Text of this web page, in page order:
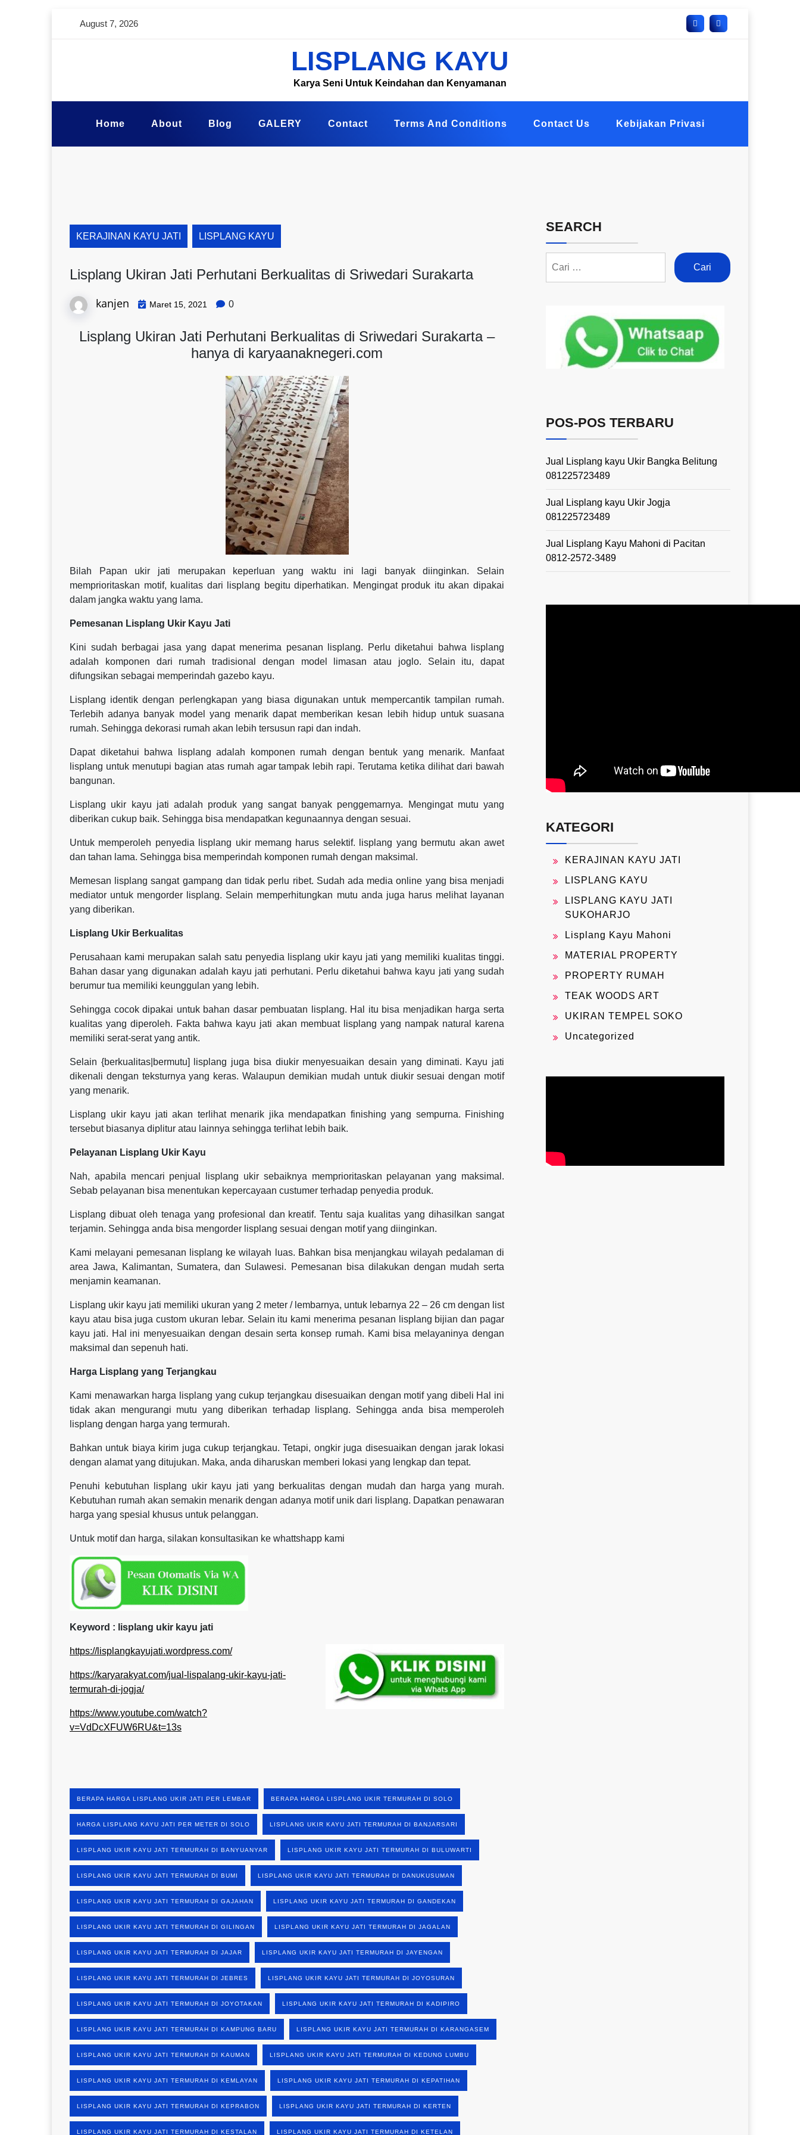
August 7, 2026
LISPLANG KAYU
Karya Seni Untuk Keindahan dan Kenyamanan
Home About Blog GALERY Contact Terms And Conditions Contact Us Kebijakan Privasi
KERAJINAN KAYU JATI LISPLANG KAYU
Lisplang Ukiran Jati Perhutani Berkualitas di Sriwedari Surakarta
kanjen Maret 15, 2021 0
Lisplang Ukiran Jati Perhutani Berkualitas di Sriwedari Surakarta –
hanya di karyaanaknegeri.com
Bilah Papan ukir jati merupakan keperluan yang waktu ini lagi banyak diinginkan. Selain
memprioritaskan motif, kualitas dari lisplang begitu diperhatikan. Mengingat produk itu akan dipakai
dalam jangka waktu yang lama.
Pemesanan Lisplang Ukir Kayu Jati
Kini sudah berbagai jasa yang dapat menerima pesanan lisplang. Perlu diketahui bahwa lisplang
adalah komponen dari rumah tradisional dengan model limasan atau joglo. Selain itu, dapat
difungsikan sebagai memperindah gazebo kayu.
Lisplang identik dengan perlengkapan yang biasa digunakan untuk mempercantik tampilan rumah.
Terlebih adanya banyak model yang menarik dapat memberikan kesan lebih hidup untuk suasana
rumah. Sehingga dekorasi rumah akan lebih tersusun rapi dan indah.
Dapat diketahui bahwa lisplang adalah komponen rumah dengan bentuk yang menarik. Manfaat
lisplang untuk menutupi bagian atas rumah agar tampak lebih rapi. Terutama ketika dilihat dari bawah
bangunan.
Lisplang ukir kayu jati adalah produk yang sangat banyak penggemarnya. Mengingat mutu yang
diberikan cukup baik. Sehingga bisa mendapatkan kegunaannya dengan sesuai.
Untuk memperoleh penyedia lisplang ukir memang harus selektif. lisplang yang bermutu akan awet
dan tahan lama. Sehingga bisa memperindah komponen rumah dengan maksimal.
Memesan lisplang sangat gampang dan tidak perlu ribet. Sudah ada media online yang bisa menjadi
mediator untuk mengorder lisplang. Selain memperhitungkan mutu anda juga harus melihat layanan
yang diberikan.
Lisplang Ukir Berkualitas
Perusahaan kami merupakan salah satu penyedia lisplang ukir kayu jati yang memiliki kualitas tinggi.
Bahan dasar yang digunakan adalah kayu jati perhutani. Perlu diketahui bahwa kayu jati yang sudah
berumur tua memiliki keunggulan yang lebih.
Sehingga cocok dipakai untuk bahan dasar pembuatan lisplang. Hal itu bisa menjadikan harga serta
kualitas yang diperoleh. Fakta bahwa kayu jati akan membuat lisplang yang nampak natural karena
memiliki serat-serat yang antik.
Selain {berkualitas|bermutu] lisplang juga bisa diukir menyesuaikan desain yang diminati. Kayu jati
dikenali dengan teksturnya yang keras. Walaupun demikian mudah untuk diukir sesuai dengan motif
yang menarik.
Lisplang ukir kayu jati akan terlihat menarik jika mendapatkan finishing yang sempurna. Finishing
tersebut biasanya diplitur atau lainnya sehingga terlihat lebih baik.
Pelayanan Lisplang Ukir Kayu
Nah, apabila mencari penjual lisplang ukir sebaiknya memprioritaskan pelayanan yang maksimal.
Sebab pelayanan bisa menentukan kepercayaan custumer terhadap penyedia produk.
Lisplang dibuat oleh tenaga yang profesional dan kreatif. Tentu saja kualitas yang dihasilkan sangat
terjamin. Sehingga anda bisa mengorder lisplang sesuai dengan motif yang diinginkan.
Kami melayani pemesanan lisplang ke wilayah luas. Bahkan bisa menjangkau wilayah pedalaman di
area Jawa, Kalimantan, Sumatera, dan Sulawesi. Pemesanan bisa dilakukan dengan mudah serta
menjamin keamanan.
Lisplang ukir kayu jati memiliki ukuran yang 2 meter / lembarnya, untuk lebarnya 22 – 26 cm dengan list
kayu atau bisa juga custom ukuran lebar. Selain itu kami menerima pesanan lisplang bijian dan pagar
kayu jati. Hal ini menyesuaikan dengan desain serta konsep rumah. Kami bisa melayaninya dengan
maksimal dan sepenuh hati.
Harga Lisplang yang Terjangkau
Kami menawarkan harga lisplang yang cukup terjangkau disesuaikan dengan motif yang dibeli Hal ini
tidak akan mengurangi mutu yang diberikan terhadap lisplang. Sehingga anda bisa memperoleh
lisplang dengan harga yang termurah.
Bahkan untuk biaya kirim juga cukup terjangkau. Tetapi, ongkir juga disesuaikan dengan jarak lokasi
dengan alamat yang ditujukan. Maka, anda diharuskan memberi lokasi yang lengkap dan tepat.
Penuhi kebutuhan lisplang ukir kayu jati yang berkualitas dengan mudah dan harga yang murah.
Kebutuhan rumah akan semakin menarik dengan adanya motif unik dari lisplang. Dapatkan penawaran
harga yang spesial khusus untuk pelanggan.
Untuk motif dan harga, silakan konsultasikan ke whattshapp kami
Keyword : lisplang ukir kayu jati
https://lisplangkayujati.wordpress.com/
https://karyarakyat.com/jual-lispalang-ukir-kayu-jati-
termurah-di-jogja/
https://www.youtube.com/watch?
v=VdDcXFUW6RU&t=13s
BERAPA HARGA LISPLANG UKIR JATI PER LEMBAR BERAPA HARGA LISPLANG UKIR TERMURAH DI SOLO
HARGA LISPLANG KAYU JATI PER METER DI SOLO LISPLANG UKIR KAYU JATI TERMURAH DI BANJARSARI
LISPLANG UKIR KAYU JATI TERMURAH DI BANYUANYAR LISPLANG UKIR KAYU JATI TERMURAH DI BULUWARTI
LISPLANG UKIR KAYU JATI TERMURAH DI BUMI LISPLANG UKIR KAYU JATI TERMURAH DI DANUKUSUMAN
LISPLANG UKIR KAYU JATI TERMURAH DI GAJAHAN LISPLANG UKIR KAYU JATI TERMURAH DI GANDEKAN
LISPLANG UKIR KAYU JATI TERMURAH DI GILINGAN LISPLANG UKIR KAYU JATI TERMURAH DI JAGALAN
LISPLANG UKIR KAYU JATI TERMURAH DI JAJAR LISPLANG UKIR KAYU JATI TERMURAH DI JAYENGAN
LISPLANG UKIR KAYU JATI TERMURAH DI JEBRES LISPLANG UKIR KAYU JATI TERMURAH DI JOYOSURAN
LISPLANG UKIR KAYU JATI TERMURAH DI JOYOTAKAN LISPLANG UKIR KAYU JATI TERMURAH DI KADIPIRO
LISPLANG UKIR KAYU JATI TERMURAH DI KAMPUNG BARU LISPLANG UKIR KAYU JATI TERMURAH DI KARANGASEM
LISPLANG UKIR KAYU JATI TERMURAH DI KAUMAN LISPLANG UKIR KAYU JATI TERMURAH DI KEDUNG LUMBU
LISPLANG UKIR KAYU JATI TERMURAH DI KEMLAYAN LISPLANG UKIR KAYU JATI TERMURAH DI KEPATIHAN
LISPLANG UKIR KAYU JATI TERMURAH DI KEPRABON LISPLANG UKIR KAYU JATI TERMURAH DI KERTEN
LISPLANG UKIR KAYU JATI TERMURAH DI KESTALAN LISPLANG UKIR KAYU JATI TERMURAH DI KETELAN
SEARCH
POS-POS TERBARU
Jual Lisplang kayu Ukir Bangka Belitung
081225723489
Jual Lisplang kayu Ukir Jogja
081225723489
Jual Lisplang Kayu Mahoni di Pacitan
0812-2572-3489
KATEGORI
KERAJINAN KAYU JATI
LISPLANG KAYU
LISPLANG KAYU JATI
SUKOHARJO
Lisplang Kayu Mahoni
MATERIAL PROPERTY
PROPERTY RUMAH
TEAK WOODS ART
UKIRAN TEMPEL SOKO
Uncategorized